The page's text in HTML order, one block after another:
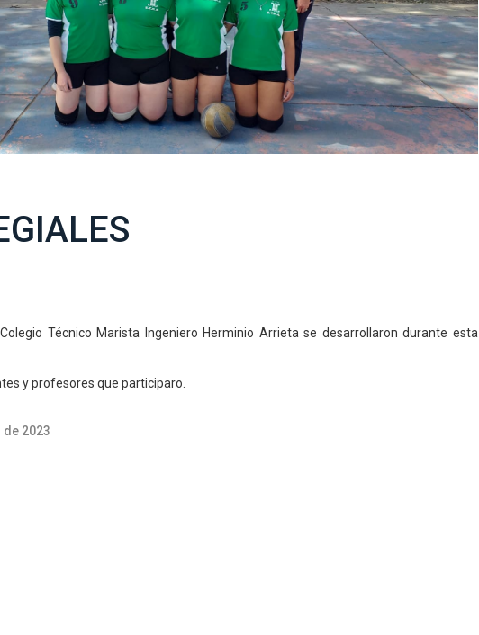
Técnico Marista Ingeniero Herminio Arrieta se desarrollaron durante esta
y profesores que participaro.
2023